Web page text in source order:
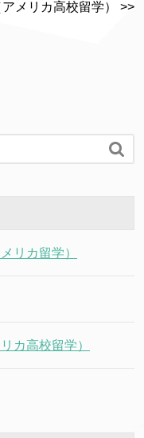
メリカ高校留学） >>

リカ留学）
カ高校留学）